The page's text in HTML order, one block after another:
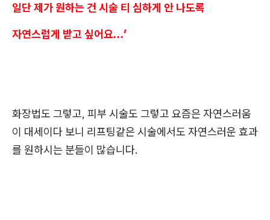
일단 제가 원하는 건 시술 티 심하게 안 나도록
자연스럽게 받고 싶어요...'
화장법도 그렇고, 피부 시술도 그렇고 요즘은 자연스러움
이 대세이다 보니 리프팅같은 시술에서도 자연스러운 효과
를 원하시는 분들이 많습니다.